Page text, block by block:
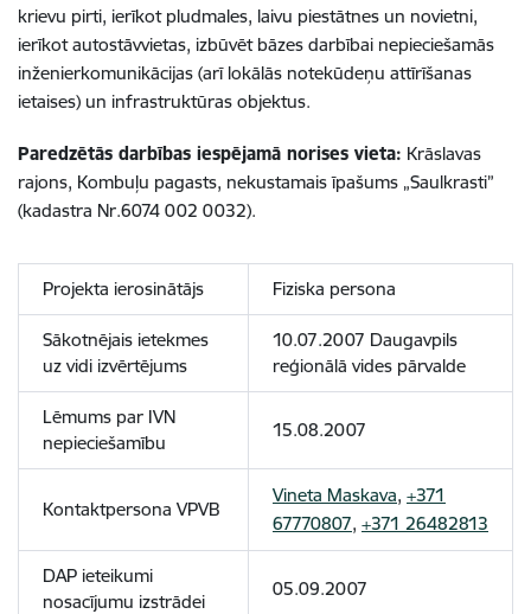
krievu pirti, ierīkot pludmales, laivu piestātnes un novietni,
ierīkot autostāvvietas, izbūvēt bāzes darbībai nepieciešamās
inženierkomunikācijas (arī lokālās notekūdeņu attīrīšanas
ietaises) un infrastruktūras objektus.
Paredzētās darbības iespējamā norises vieta: Krāslavas
rajons, Kombuļu pagasts, nekustamais īpašums „Saulkrasti”
(kadastra Nr.6074 002 0032).
Projekta ierosinātājs Fiziska persona
Sākotnējais ietekmes
uz vidi izvērtējums
10.07.2007 Daugavpils
reģionālā vides pārvalde
Lēmums par IVN
nepieciešamību
15.08.2007
Kontaktpersona VPVB
Vineta Maskava, +371
67770807, +371 26482813
DAP ieteikumi
nosacījumu izstrādei
05.09.2007